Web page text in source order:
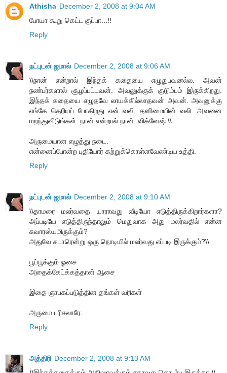
Athisha December 2, 2008 at 9:04 AM
போயா கூறு கெட்ட குப்பா...!!
Reply
நட்புடன் ஜமால் December 2, 2008 at 9:06 AM
\\நான் என்றால் இந்தக் கதையை எழுதுபவனல்ல. அவன்
நண்பர்களால் சூழப்பட்டவன். அவனுக்குக் குடும்பம் இருக்கிறது.
இந்தக் கதையை எழுதவே லாயக்கில்லாதவன் அவன். அவனுக்கு
எங்கே தெரியப் போகிறது என் வலி. தனிமையின் வலி. அவனை
மறந்துவிடுங்கள். நான் என்றால் நான். விக்னேஷ்.\\
அருமையான எழுத்து நடை.
என்னைப்போன்ற புதியோர் கற்றுக்கொள்ளவேண்டிய உத்தி.
Reply
நட்புடன் ஜமால் December 2, 2008 at 9:10 AM
\\தாமரை மலர்வதை யாராவது வீடியோ எடுத்திருக்கிறார்களா?
அப்படியே எடுத்திருந்தாலும் மெதுவாக அது மலர்வதில் என்ன
சுவாரஸ்யமிருக்கும்?
அதுவே சடாரென்று ஒரு நொடியில் மலர்வது எப்படி இருக்கும்?\\
பூப்பூக்கும் ஓசை
அதைக்கேட்க்கத்தான் ஆசை
இதை ஞாபகப்படுத்தின தங்கள் வரிகள்
அருமை பரிசலாரே.
Reply
அத்திரி December 2, 2008 at 9:13 AM